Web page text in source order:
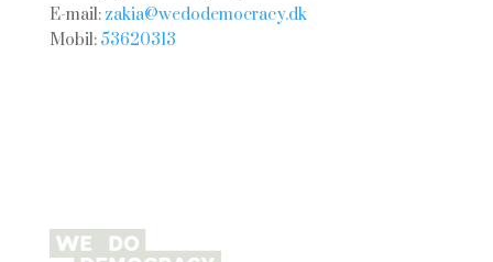
E-mail: zakia@wedodemocracy.dk
Mobil: 53620313